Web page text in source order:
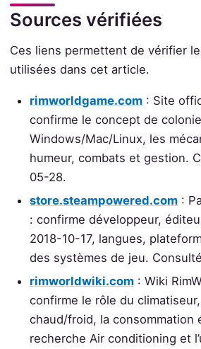
Sources vérifiées
Ces liens permettent de vérifier
utilisées dans cet article.
rimworldgame.com : Site
confirme le concept de
Windows/Mac/Linux, les
humeur, combats et gestion.
05-28.
store.steampowered.com :
: confirme développeur,
2018-10-17, langues,
des systèmes de jeu.
rimworldwiki.com : Wiki
confirme le rôle du climatiseur,
chaud/froid, la consommation
recherche Air conditioning et